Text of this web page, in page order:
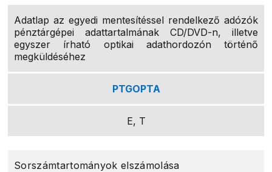
Adatlap az egyedi mentesítéssel rendelkező adózók
pénztárgépei adattartalmának CD/DVD-n, illetve
egyszer írható optikai adathordozón történő
megküldéséhez
PTGOPTA
E, T
Sorszámtartományok elszámolása